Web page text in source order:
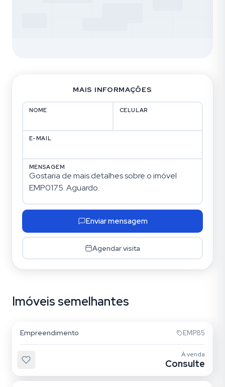
MAIS INFORMAÇÕES
NOME CELULAR
E-MAIL
MENSAGEM
Enviar mensagem
Agendar visita
Imóveis semelhantes
Quarta Parada
Empreendimento EMP85
À venda
Consulte